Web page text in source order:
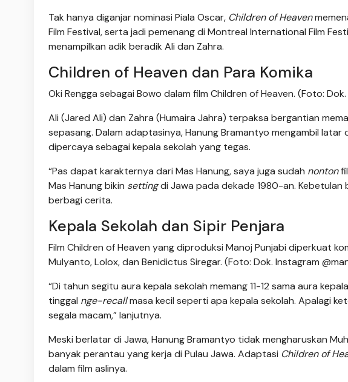
Tak hanya diganjar nominasi Piala Oscar, Children of Heaven
Film Festival, serta jadi pemenang di Montreal International Film
menampilkan adik beradik Ali dan Zahra.
Children of Heaven dan Para Komika
Oki Rengga sebagai Bowo dalam film Children of Heaven. (Foto:
Ali (Jared Ali) dan Zahra (Humaira Jahra) terpaksa bergantian
sepasang. Dalam adaptasinya, Hanung Bramantyo mengambil
dipercaya sebagai kepala sekolah yang tegas.
“Pas dapat karakternya dari Mas Hanung, saya juga sudah nonton
Mas Hanung bikin settingdi Jawa pada dekade 1980-an. Kebetulan
berbagi cerita.
Kepala Sekolah dan Sipir Penjara
Film Children of Heaven yang diproduksi Manoj Punjabi diperkuat
Mulyanto, Lolox, dan Benidictus Siregar. (Foto: Dok. Instagram
“Di tahun segitu aura kepala sekolah memang 11-12 sama aura
tinggal nge-recallmasa kecil seperti apa kepala sekolah. Apalagi
segala macam,” lanjutnya.
Meski berlatar di Jawa, Hanung Bramantyo tidak mengharuskan
banyak perantau yang kerja di Pulau Jawa. Adaptasi Children of
dalam film aslinya.